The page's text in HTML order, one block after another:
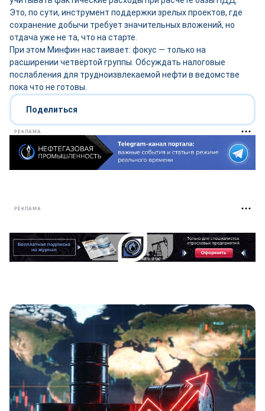
Это, по сути, инструмент поддержки зрелых проектов, где
сохранение добычи требует значительных вложений, но
отдача уже не та, что на старте.
При этом Минфин настаивает: фокус — только на
расширении четвёртой группы. Обсуждать налоговые
послабления для трудноизвлекаемой нефти в ведомстве
пока что не готовы.
Поделиться
РЕКЛАМА
РЕКЛАМА